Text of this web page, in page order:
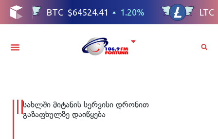
სახლში მიტანის სერვისი დრონით
გაზაფხულზე დაიწყება